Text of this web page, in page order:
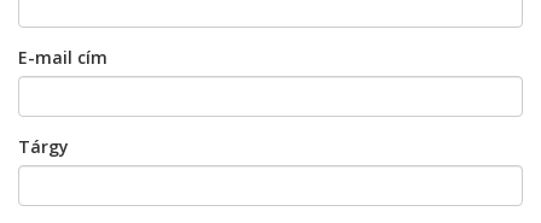
E-mail cím
Tárgy